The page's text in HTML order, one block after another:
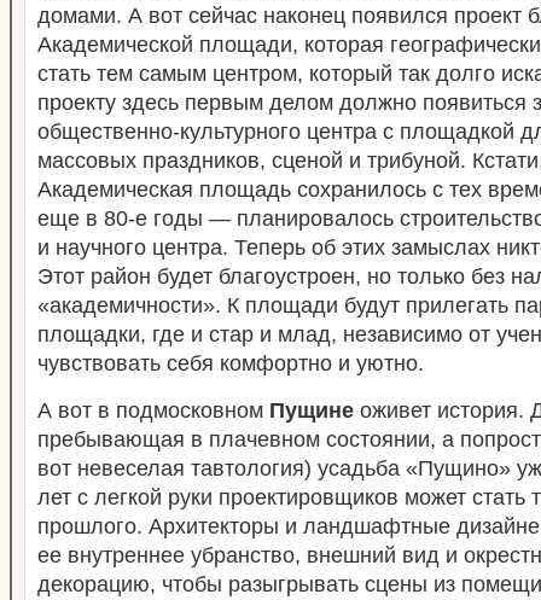
домами. А вот сейчас наконец появился проект
Академической площади, которая
стать тем самым центром, который так долго
проекту здесь первым делом должно появиться
общественно-культурного центра с площадкой
массовых праздников, сценой и трибуной.
Академическая площадь сохранилось с тех
еще в 80-е годы — планировалось
и научного центра. Теперь об этих замыслах
Этот район будет благоустроен, но только без
«академичности». К площади будут прилегать
площадки, где и стар и млад, независимо от
чувствовать себя комфортно и уютно.
А вот в подмосковном Пущине оживет история.
пребывающая в плачевном состоянии, а
вот невеселая тавтология) усадьба «Пущино»
лет с легкой руки проектировщиков может стать
прошлого. Архитекторы и ландшафтные
ее внутреннее убранство, внешний вид и
декорацию, чтобы разыгрывать сцены из